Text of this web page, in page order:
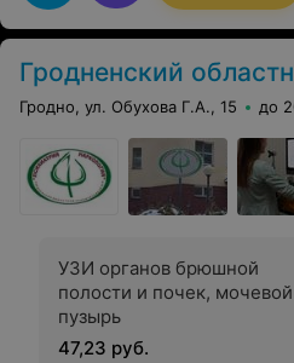
Гродненский областной клинический
Гродно, ул. Обухова Г.А., 15 до
УЗИ органов брюшной
полости и почек, мочевой
пузырь
47,23 руб.